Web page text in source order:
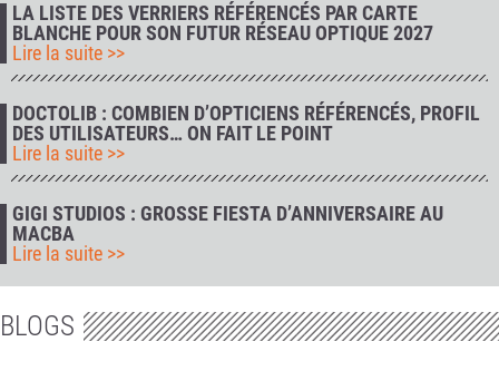
LA LISTE DES VERRIERS RÉFÉRENCÉS PAR CARTE
BLANCHE POUR SON FUTUR RÉSEAU OPTIQUE 2027
Lire la suite >>
DOCTOLIB : COMBIEN D’OPTICIENS RÉFÉRENCÉS, PROFIL
DES UTILISATEURS… ON FAIT LE POINT
Lire la suite >>
GIGI STUDIOS : GROSSE FIESTA D’ANNIVERSAIRE AU
MACBA
Lire la suite >>
BLOGS